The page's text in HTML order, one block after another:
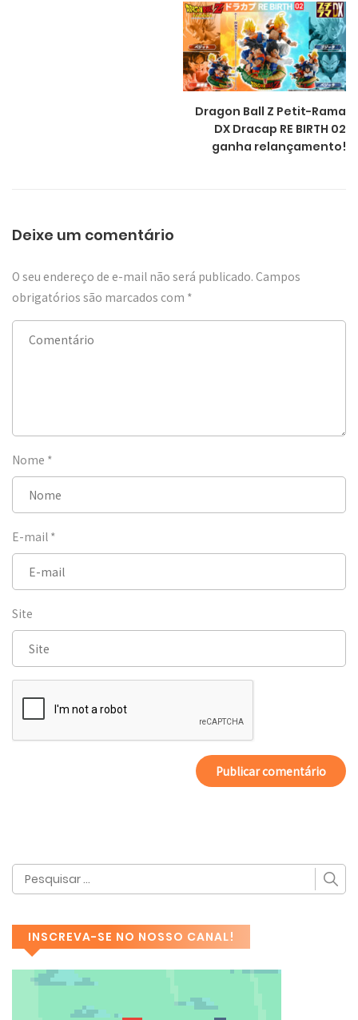
Dragon Ball Z Petit-Rama
DX Dracap RE BIRTH 02
ganha relançamento!
Deixe um comentário
O seu endereço de e-mail não será publicado. Campos
obrigatórios são marcados com *
Nome *
E-mail *
Site
INSCREVA-SE NO NOSSO CANAL!